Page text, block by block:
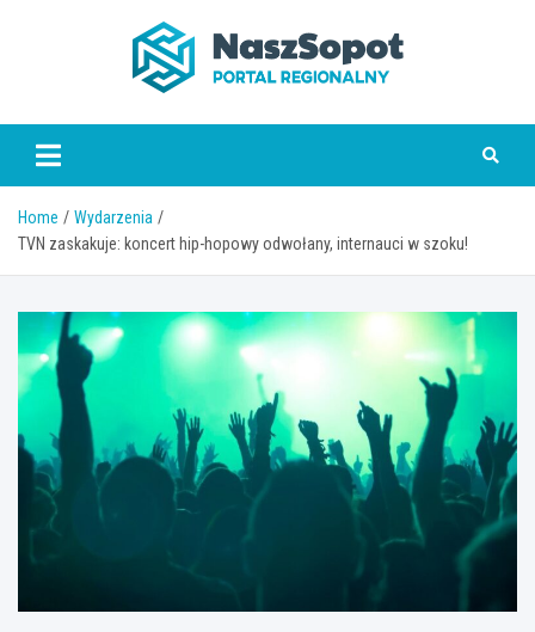
www.naszsopot.pl
Home
Wydarzenia
TVN zaskakuje: koncert hip-hopowy odwołany, internauci w szoku!